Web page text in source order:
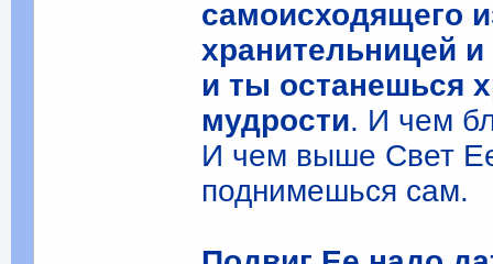
самоисходящего
хранительницей
и ты останешься
мудрости. И чем
И чем выше Свет
поднимешься сам.